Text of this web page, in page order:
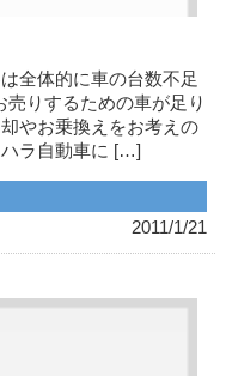
全体的に車の台数不足
りするための車が足り
やお乗換えをお考えの
ラ自動車に […]
2011/1/21